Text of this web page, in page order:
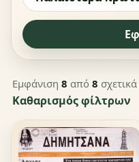
Εμφάνιση 8 από 8
Καθαρισμός φίλτρων